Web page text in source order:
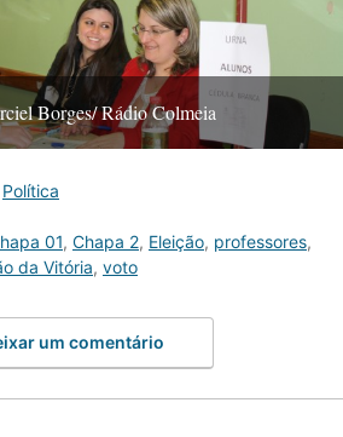
Borges/ Rádio Colmeia
Política
01, Chapa 2, Eleição, professores,
da Vitória, voto
um comentário